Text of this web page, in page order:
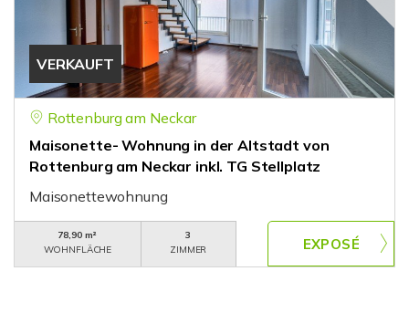
VERKAUFT
Rottenburg am Neckar
Maisonette- Wohnung in der Altstadt von
Rottenburg am Neckar inkl. TG Stellplatz
Maisonettewohnung
78,90 m²
WOHNFLÄCHE
3
ZIMMER